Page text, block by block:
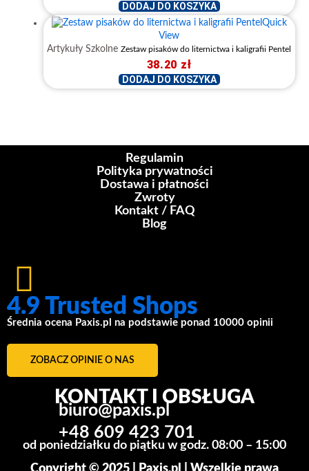
DODAJ DO KOSZYKA
Quick
View
Artykuły SzkolneZestaw pisaków do liternictwa i kaligrafii Pentel
38.20 zł
DODAJ DO KOSZYKA
Regulamin
Polityka prywatności
Dostawa i płatności
Zwroty
Kontakt / FAQ
Blog
4.9 Trusted Shops
Średnia ocena Paxis.pl na podstawie ponad 10000 opinii
ZOBACZ OPINIE O NAS
KONTAKT I OBSŁUGA
biuro@paxis.pl
+48 609 423 701
od poniedziałku do piątku w godz. 08:00 – 15:00